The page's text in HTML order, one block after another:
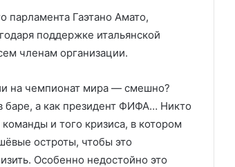
парламента Гаэтано Амато,
поддержке итальянской
членам организации.
на чемпионат мира — смешно?
баре, а как президент ФИФА… Никто
и того кризиса, в котором
остроты, чтобы это
Особенно недостойно это